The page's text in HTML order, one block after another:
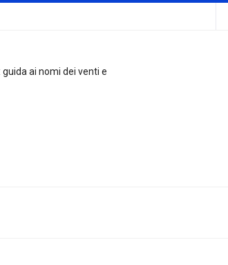
guida ai nomi dei venti e